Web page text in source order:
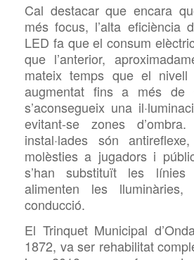
Cal destacar que encara
més focus, l’alta eficiència
LED fa que el consum
que l’anterior,
mateix temps que el nivell
augmentat fins a més de
s’aconsegueix una
evitant-se zones
instal·lades són
molèsties a jugadors i
s’han substituït les línies
alimenten les lluminàries,
conducció.
El Trinquet Municipal
1872, va ser rehabilitat